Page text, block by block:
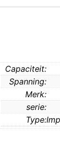
Capaciteit:
Spanning:
Merk:
serie:
Type: